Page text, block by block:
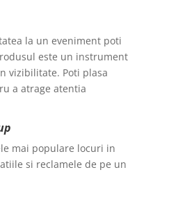
la un eveniment poti
este un instrument
vizibilitate. Poti plasa
a atrage atentia
mai populare locuri in
si reclamele de pe un